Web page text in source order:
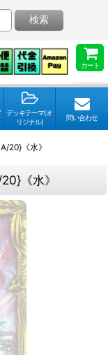
カート
検索
デッキテーマ(オ
リジナル)
問い合わせ
20}《水》
《水》